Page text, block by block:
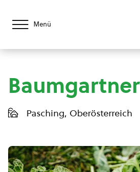
Menü
Baumgartner
Pasching, Oberösterreich